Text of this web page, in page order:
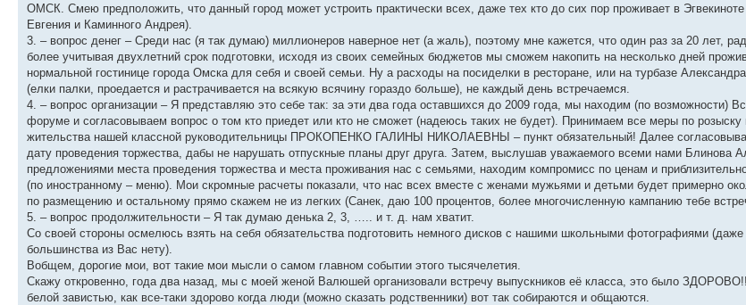
ОМСК. Смею предположить, что данный город может устроить практически всех, даже тех кто до сих пор проживает в
Евгения и Каминного Андрея).
3. – вопрос денег – Среди нас (я так думаю) миллионеров наверное нет (а жаль), поэтому мне кажется, что один раз за 20 лет,
более учитывая двухлетний срок подготовки, исходя из своих семейных бюджетов мы сможем накопить на несколько дней
нормальной гостинице города Омска для себя и своей семьи. Ну а расходы на посиделки в ресторане, или на турбазе
(елки палки, проедается и растрачивается на всякую всячину гораздо больше), не каждый день встречаемся.
4. – вопрос организации – Я представляю это себе так: за эти два года оставшихся до 2009 года, мы находим (по возможности)
форуме и согласовываем вопрос о том кто приедет или кто не сможет (надеюсь таких не будет). Принимаем все меры по
жительства нашей классной руководительницы ПРОКОПЕНКО ГАЛИНЫ НИКОЛАЕВНЫ – пункт обязательный! Далее
дату проведения торжества, дабы не нарушать отпускные планы друг друга. Затем, выслушав уважаемого всеми нами Блинова
предложениями места проведения торжества и места проживания нас с семьями, находим компромисс по ценам и
(по иностранному – меню). Мои скромные расчеты показали, что нас всех вместе с женами мужьями и детьми будет примерно
по размещению и остальному прямо скажем не из легких (Санек, даю 100 процентов, более многочисленную кампанию тебе
5. – вопрос продолжительности – Я так думаю денька 2, 3, ….. и т. д. нам хватит.
Со своей стороны осмелюсь взять на себя обязательства подготовить немного дисков с нашими школьными фотографиями
большинства из Вас нету).
Вобщем, дорогие мои, вот такие мои мысли о самом главном событии этого тысячелетия.
Скажу откровенно, года два назад, мы с моей женой Валюшей организовали встречу выпускников её класса, это было
белой завистью, как все-таки здорово когда люди (можно сказать родственники) вот так собираются и общаются.